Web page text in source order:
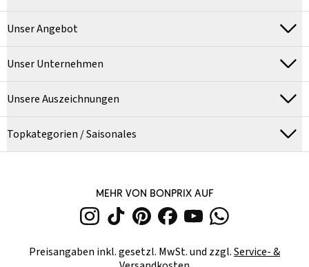
Unser Angebot
Unser Unternehmen
Unsere Auszeichnungen
Topkategorien / Saisonales
MEHR VON BONPRIX AUF
Preisangaben inkl. gesetzl. MwSt. und zzgl.Service- &